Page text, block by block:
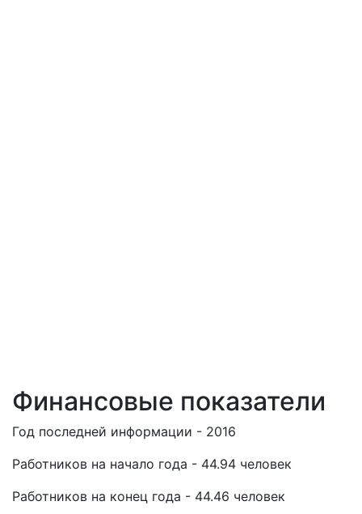
Финансовые показатели
Год последней информации - 2016
Работников на начало года - 44.94 человек
Работников на конец года - 44.46 человек